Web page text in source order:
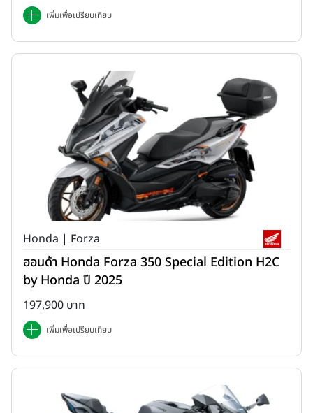
เพิ่มเพื่อเปรียบเทียบ
Honda | Forza
ฮอนด้า Honda Forza 350 Special Edition H2C
by Honda ปี 2025
197,900 บาท
เพิ่มเพื่อเปรียบเทียบ